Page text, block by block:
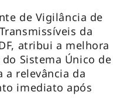
de Vigilância de
da
atribui a melhora
Sistema Único de
a relevância da
imediato após